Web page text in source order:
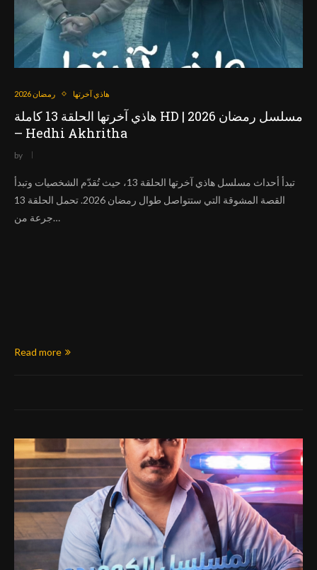
رمضان 2026 هاذي آخرتها
هاذي آخرتها الحلقة 13 كاملة HD | مسلسل رمضان 2026
– Hedhi Akhritha
by
تبدأ أحداث مسلسل هاذي آخرتها الحلقة 13، حيث تُقدّم الشخصيات وتبدأ
القصة المشوقة التي ستتواصل طوال رمضان 2026. تحمل الحلقة 13
جرعة من…
Read more